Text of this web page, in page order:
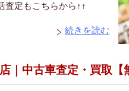
査定もこちらから↑↑
続きを読む
｜中古車査定・買取【